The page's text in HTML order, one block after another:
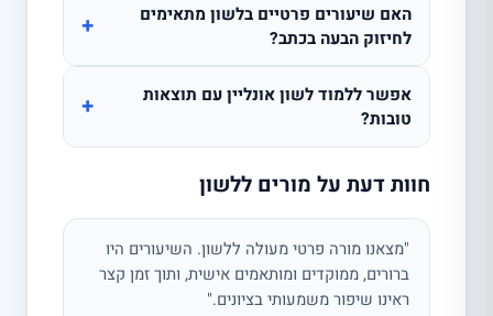
האם שיעורים פרטיים בלשון מתאימים
לחיזוק הבעה בכתב?
+
אפשר ללמוד לשון אונליין עם תוצאות
טובות?
+
חוות דעת על מורים ללשון
"מצאנו מורה פרטי מעולה ללשון. השיעורים היו
ברורים, ממוקדים ומותאמים אישית, ותוך זמן קצר
ראינו שיפור משמעותי בציונים."